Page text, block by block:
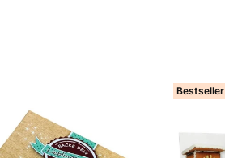
Bestseller